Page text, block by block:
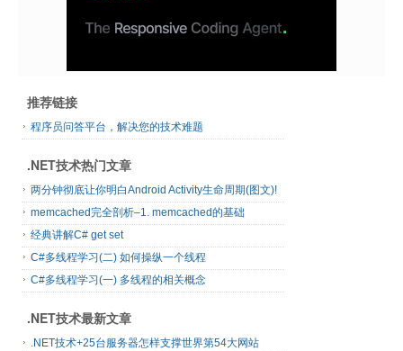
推荐链接
程序员问答平台，解决您的技术难题
.NET技术热门文章
两分钟彻底让你明白Android Activity生命周期(图文)!
memcached完全剖析–1. memcached的基础
经典讲解C# get set
C#多线程学习(二) 如何操纵一个线程
C#多线程学习(一) 多线程的相关概念
.NET技术最新文章
.NET技术+25台服务器怎样支撑世界第54大网站